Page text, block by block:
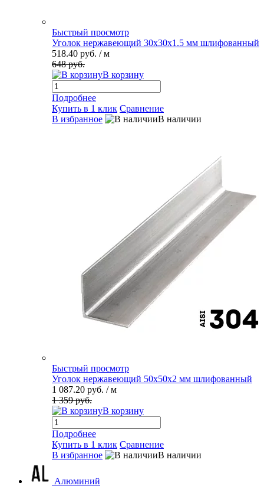
Быстрый просмотр
Уголок нержавеющий 30х30х1.5 мм шлифованный
518.40 руб. / м
648 руб.
В корзину
Подробнее
Купить в 1 клик Сравнение
В избранное
В наличии
Быстрый просмотр
Уголок нержавеющий 50х50х2 мм шлифованный
1 087.20 руб. / м
1 359 руб.
В корзину
Подробнее
Купить в 1 клик Сравнение
В избранное
В наличии
Алюминий